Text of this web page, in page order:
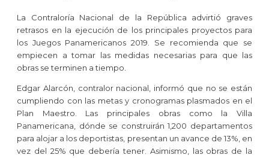
La Contraloría Nacional de la República advirtió graves
retrasos en la ejecución de los principales proyectos para
los Juegos Panamericanos 2019. Se recomienda que se
empiecen a tomar las medidas necesarias para que las
obras se terminen a tiempo.
Edgar Alarcón, contralor nacional, informó que no se están
cumpliendo con las metas y cronogramas plasmados en el
Plan Maestro. Las principales obras como la Villa
Panamericana, dónde se construirán 1,200 departamentos
para alojar a los deportistas, presentan un avance de 13%, en
vez del 25% que debería tener. Asimismo, las obras de la